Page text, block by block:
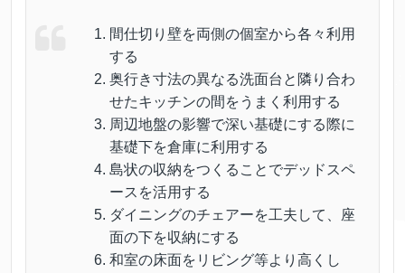
間仕切り壁を両側の個室から各々利用
する
奥行き寸法の異なる洗面台と隣り合わ
せたキッチンの間をうまく利用する
周辺地盤の影響で深い基礎にする際に
基礎下を倉庫に利用する
島状の収納をつくることでデッドスペ
ースを活用する
ダイニングのチェアーを工夫して、座
面の下を収納にする
和室の床面をリビング等より高くし